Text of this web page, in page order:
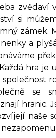
zvědaví
si
zámek.
a
hra je
se
hranic.
naše